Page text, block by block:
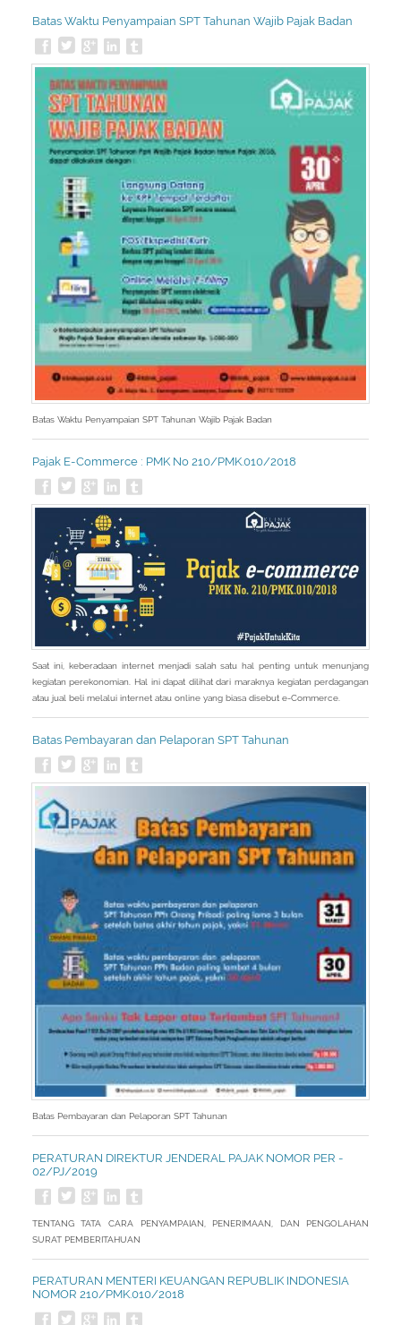
Batas Waktu Penyampaian SPT Tahunan Wajib Pajak Badan
Batas Waktu Penyampaian SPT Tahunan Wajib Pajak Badan
Pajak E-Commerce : PMK No 210/PMK.010/2018
Saat ini, keberadaan internet menjadi salah satu hal penting untuk menunjang
kegiatan perekonomian. Hal ini dapat dilihat dari maraknya kegiatan perdagangan
atau jual beli melalui internet atau online yang biasa disebut e-Commerce.
Batas Pembayaran dan Pelaporan SPT Tahunan
Batas Pembayaran dan Pelaporan SPT Tahunan
PERATURAN DIREKTUR JENDERAL PAJAK NOMOR PER -
02/PJ/2019
TENTANG TATA CARA PENYAMPAIAN, PENERIMAAN, DAN PENGOLAHAN
SURAT PEMBERITAHUAN
PERATURAN MENTERI KEUANGAN REPUBLIK INDONESIA
NOMOR 210/PMK.010/2018